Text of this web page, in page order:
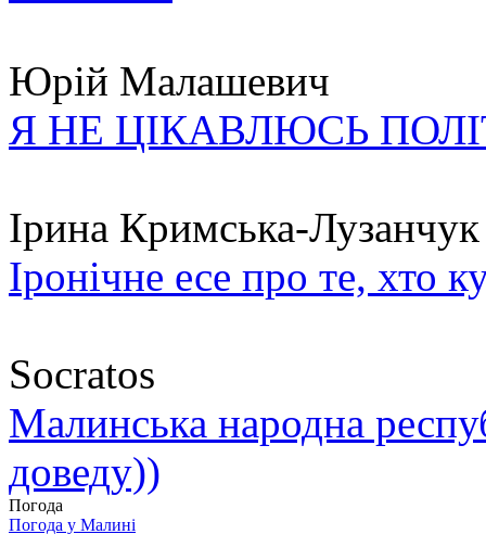
Юрій Малашевич
Я НЕ ЦІКАВЛЮСЬ
Ірина Кримська-Лузанчук
Іронічне есе про те, хто
Socratos
Малинська народна
доведу))
Погода
Погода у Малині